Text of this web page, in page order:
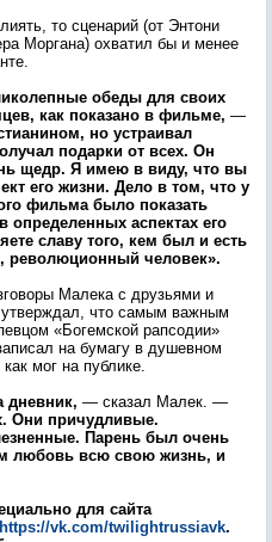
то сценарий (от Энтони
Моргана) охватил бы и менее
обеды для своих
как показано в фильме, —
но устраивал
подарки от всех. Он
щедр. Я имею в виду, что вы
его жизни. Дело в том, что у
фильма было показать
определенных аспектах его
славу того, кем был и есть
человек».
Малека с друзьями и
что самым важным
«Богемской рапсодии»
на бумагу в душевном
мог на публике.
дневник, — сказал Малек. —
Они причудливые.
Парень был очень
любовь всю свою жизнь, и
для сайта
https://vk.com/twilightrussiavk.